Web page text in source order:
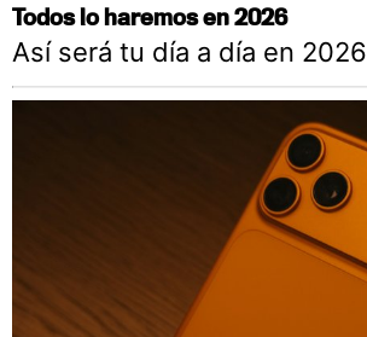
Todos lo haremos en 2026
Así será tu día a día en 2026